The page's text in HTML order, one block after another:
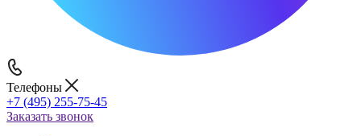
Телефоны
+7 (495) 255-75-45
Заказать звонок